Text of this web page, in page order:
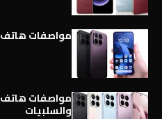
مواصفات هاتف Xiaomi 17T Pro كاملة
والسلبيات